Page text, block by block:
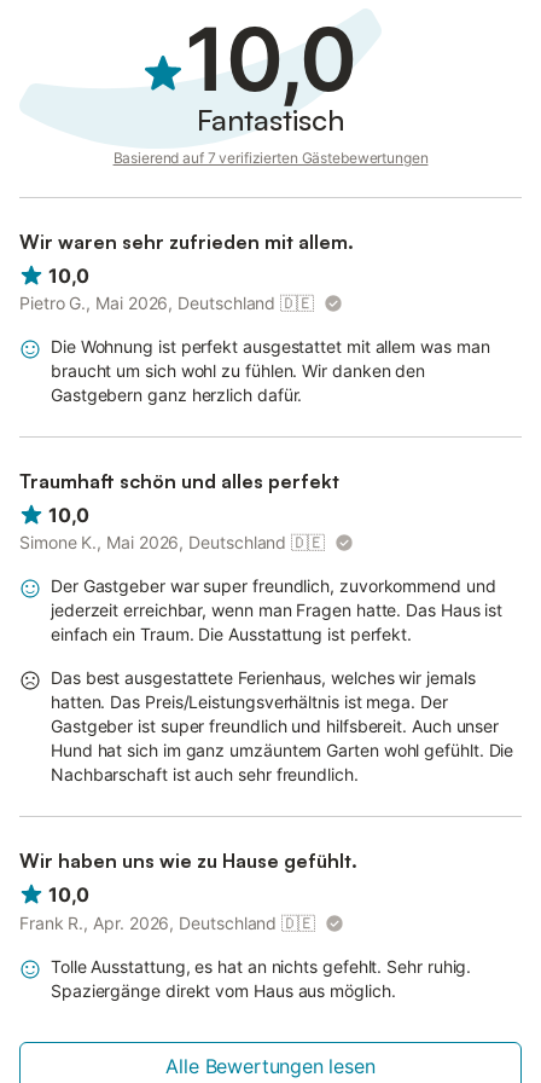
10,0
Fantastisch
Basierend auf 7 verifizierten Gästebewertungen
Wir waren sehr zufrieden mit allem.
10,0
Pietro G., Mai 2026, Deutschland 🇩🇪
Die Wohnung ist perfekt ausgestattet mit allem was man
braucht um sich wohl zu fühlen. Wir danken den
Gastgebern ganz herzlich dafür.
Traumhaft schön und alles perfekt
10,0
Simone K., Mai 2026, Deutschland 🇩🇪
Der Gastgeber war super freundlich, zuvorkommend und
jederzeit erreichbar, wenn man Fragen hatte. Das Haus ist
einfach ein Traum. Die Ausstattung ist perfekt.
Das best ausgestattete Ferienhaus, welches wir jemals
hatten. Das Preis/Leistungsverhältnis ist mega. Der
Gastgeber ist super freundlich und hilfsbereit. Auch unser
Hund hat sich im ganz umzäuntem Garten wohl gefühlt. Die
Nachbarschaft ist auch sehr freundlich.
Wir haben uns wie zu Hause gefühlt.
10,0
Frank R., Apr. 2026, Deutschland 🇩🇪
Tolle Ausstattung, es hat an nichts gefehlt. Sehr ruhig.
Spaziergänge direkt vom Haus aus möglich.
Alle Bewertungen lesen